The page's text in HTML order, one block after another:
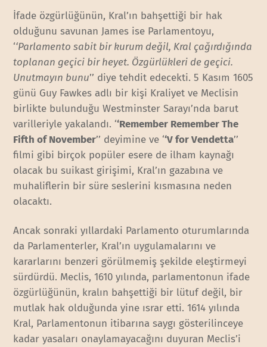
İfade özgürlüğünün, Kral’ın bahşettiği bir hak
olduğunu savunan James ise Parlamentoyu,
‘‘Parlamento sabit bir kurum değil, Kral çağırdığında
toplanan geçici bir heyet. Özgürlükleri de geçici.
Unutmayın bunu’’ diye tehdit edecekti. 5 Kasım 1605
günü Guy Fawkes adlı bir kişi Kraliyet ve Meclisin
birlikte bulunduğu Westminster Sarayı’nda barut
varilleriyle yakalandı. ‘‘Remember Remember The
Fifth of November’’ deyimine ve ‘‘V for Vendetta’’
filmi gibi birçok popüler esere de ilham kaynağı
olacak bu suikast girişimi, Kral’ın gazabına ve
muhaliflerin bir süre seslerini kısmasına neden
olacaktı.
Ancak sonraki yıllardaki Parlamento oturumlarında
da Parlamenterler, Kral’ın uygulamalarını ve
kararlarını benzeri görülmemiş şekilde eleştirmeyi
sürdürdü. Meclis, 1610 yılında, parlamentonun ifade
özgürlüğünün, kralın bahşettiği bir lütuf değil, bir
mutlak hak olduğunda yine ısrar etti. 1614 yılında
Kral, Parlamentonun itibarına saygı gösterilinceye
kadar yasaları onaylamayacağını duyuran Meclis’i